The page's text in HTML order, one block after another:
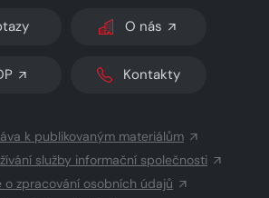
O nás
Kontakty
k publikovaným materiálům
služby informační společnosti
o zpracování osobních údajů